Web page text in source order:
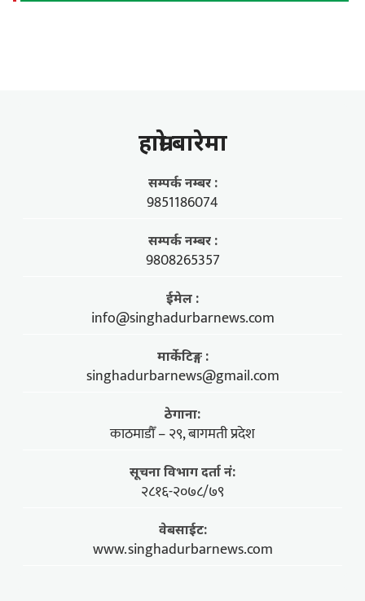
हाम्राे बारेमा
सम्पर्क नम्बर :
9851186074
सम्पर्क नम्बर :
9808265357
ईमेल :
info@singhadurbarnews.com
मार्केटिङ्ग :
singhadurbarnews@gmail.com
ठेगाना:
काठमाडौँ – २९, बागमती प्रदेश
सूचना विभाग दर्ता नं:
२८१६-२०७८/७९
वेबसाईट:
www.singhadurbarnews.com